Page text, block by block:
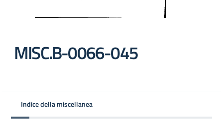
MISC.B-0066-045
Indice della miscellanea